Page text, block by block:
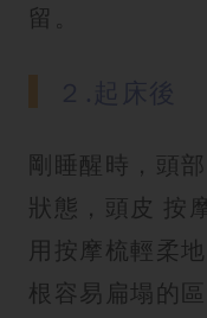
留。
剛睡醒時，頭
狀態，頭皮 按
用按摩梳輕柔
根容易扁塌的